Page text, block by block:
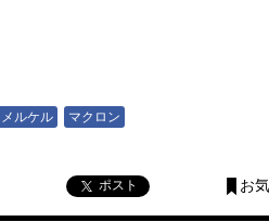
メルケル マクロン
ポスト お